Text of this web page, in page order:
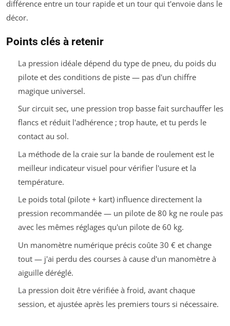
différence entre un tour rapide et un tour qui t'envoie dans le
décor.
Points clés à retenir
La pression idéale dépend du type de pneu, du poids du
pilote et des conditions de piste — pas d'un chiffre
magique universel.
Sur circuit sec, une pression trop basse fait surchauffer les
flancs et réduit l'adhérence ; trop haute, et tu perds le
contact au sol.
La méthode de la craie sur la bande de roulement est le
meilleur indicateur visuel pour vérifier l'usure et la
température.
Le poids total (pilote + kart) influence directement la
pression recommandée — un pilote de 80 kg ne roule pas
avec les mêmes réglages qu'un pilote de 60 kg.
Un manomètre numérique précis coûte 30 € et change
tout — j'ai perdu des courses à cause d'un manomètre à
aiguille déréglé.
La pression doit être vérifiée à froid, avant chaque
session, et ajustée après les premiers tours si nécessaire.